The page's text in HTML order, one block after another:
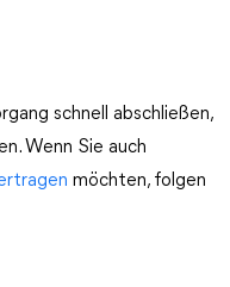
schnell abschließen,
Wenn Sie auch
möchten, folgen